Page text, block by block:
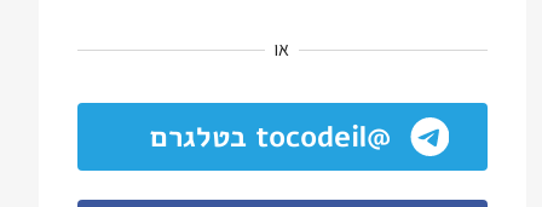
או
@tocodeil בטלגרם